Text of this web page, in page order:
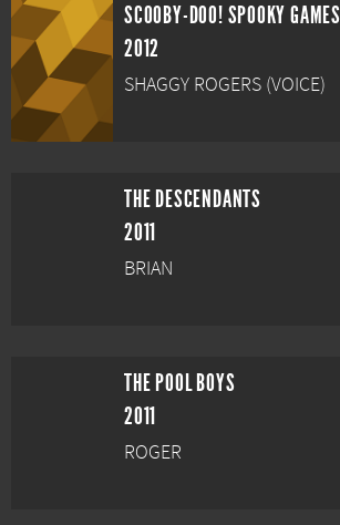
SCOOBY-DOO! SPOOKY GAMES
2012
SHAGGY ROGERS (VOICE)
THE DESCENDANTS
2011
BRIAN
THE POOL BOYS
2011
ROGER